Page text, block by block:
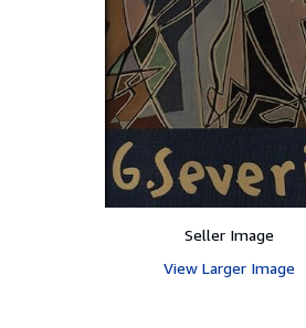
Seller Image
View Larger Image